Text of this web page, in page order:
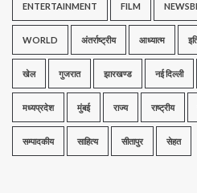
ENTERTAINMENT FILM
WORLD अंतर्राष्ट्रीय आध्यात्म
खेल गुजरात झारखण्ड नई दिल्ली
मध्यप्रदेश मुंबई राज्य राष्ट्रीय
सम्पादकीय साहित्य सीतापुर सेहत